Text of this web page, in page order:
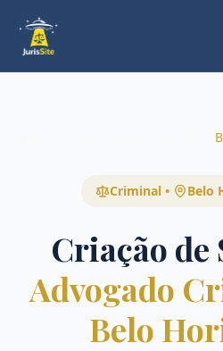
Criminal • Belo
Criação de
Advogado
Belo